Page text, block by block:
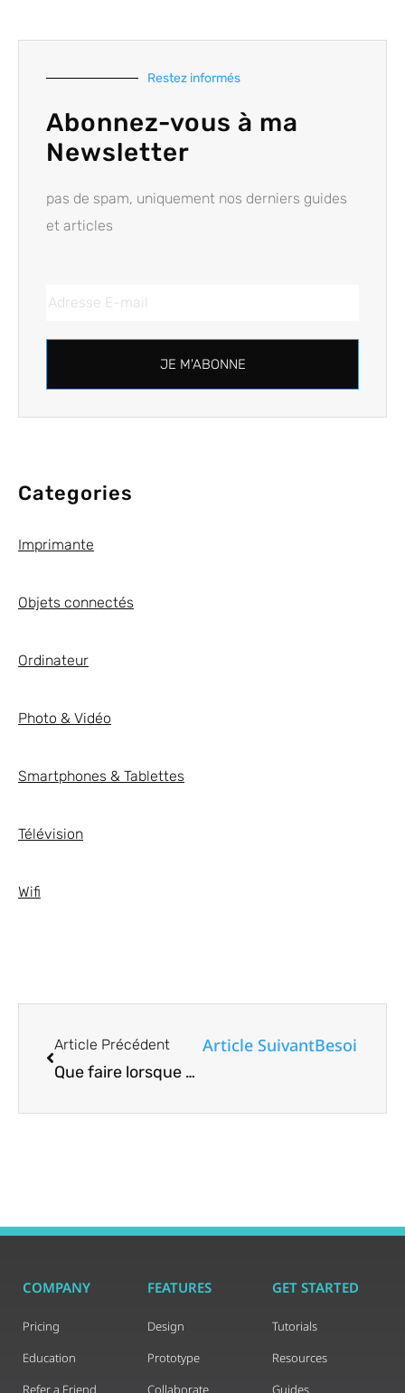
Restez informés
Abonnez-vous à ma
Newsletter
pas de spam, uniquement nos derniers guides
et articles
JE M'ABONNE
Categories
Imprimante
Objets connectés
Ordinateur
Photo & Vidéo
Smartphones & Tablettes
Télévision
Wifi
Article Précédent
Que faire lorsque votre disque dur Linux manque d’espace
Article SuivantBesoin
COMPANY
Pricing
Education
Refer a Friend
FEATURES
Design
Prototype
Collaborate
GET STARTED
Tutorials
Resources
Guides